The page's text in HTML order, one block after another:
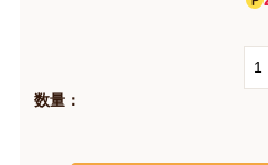
数量：